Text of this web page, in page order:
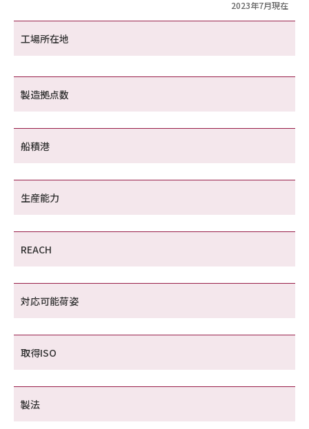
2023年7月現在
工場所在地
製造拠点数
船積港
生産能力
REACH
対応可能荷姿
取得ISO
製法